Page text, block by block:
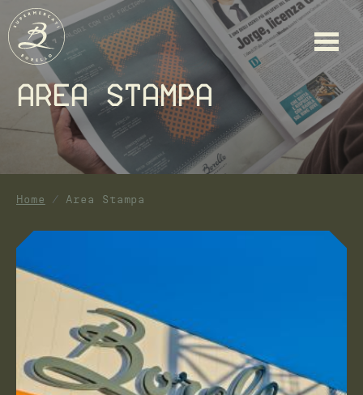
Area stampa
Home Area Stampa